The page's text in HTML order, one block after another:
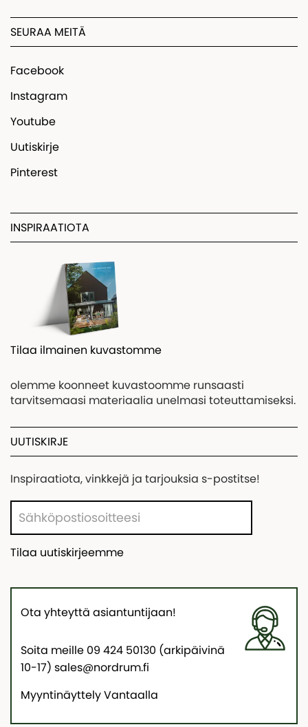
SEURAA MEITÄ
Facebook
Instagram
Youtube
Uutiskirje
Pinterest
INSPIRAATIOTA
Tilaa ilmainen kuvastomme
olemme koonneet kuvastoomme runsaasti
tarvitsemaasi materiaalia unelmasi toteuttamiseksi.
UUTISKIRJE
Inspiraatiota, vinkkejä ja tarjouksia s-postitse!
Tilaa uutiskirjeemme
Ota yhteyttä asiantuntijaan!
Soita meille 09 424 50130 (arkipäivinä
10-17) sales@nordrum.fi
Myyntinäyttely Vantaalla